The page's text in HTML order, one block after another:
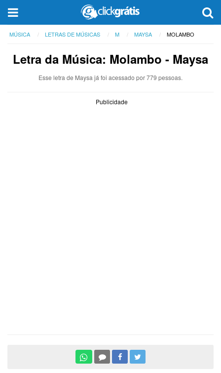
MÚSICA LETRAS DE MÚSICAS M MAYSA MOLAMBO
Letra da Música: Molambo - Maysa
Esse letra de Maysa já foi acessado por 779 pessoas.
Publicidade